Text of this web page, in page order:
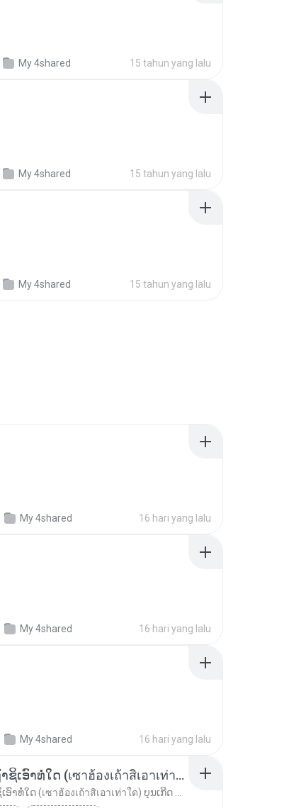
My 4shared 15 tahun yang lalu
My 4shared 15 tahun yang lalu
My 4shared 15 tahun yang lalu
My 4shared 16 hari yang lalu
My 4shared 16 hari yang lalu
My 4shared 16 hari yang lalu
ເຊົາຮ້ອງເຖົ້າຊິເອົາທໍ່ໃດ (เซาฮ้องเถ้าสิเอาเท่าใด) ບຸນເກີດ ຫນູຫ່ວງ ft. ໂສພາ ຈຸນທະລາ